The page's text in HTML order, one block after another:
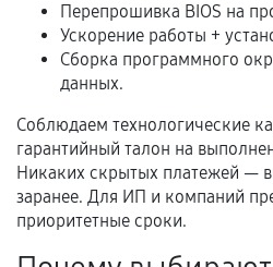
Когда гарантия не
Нарушение правил
механические
перегрев, коррозия.
Самостоятельный ремонт
третьих лиц.
Естественный износ
Перепрошивка BIOS на
Ускорение работы +
Сборка программного
данных.
Соблюдаем технологические
гарантийный талон на
Никаких скрытых платежей —
заранее. Для ИП и компаний
приоритетные сроки.